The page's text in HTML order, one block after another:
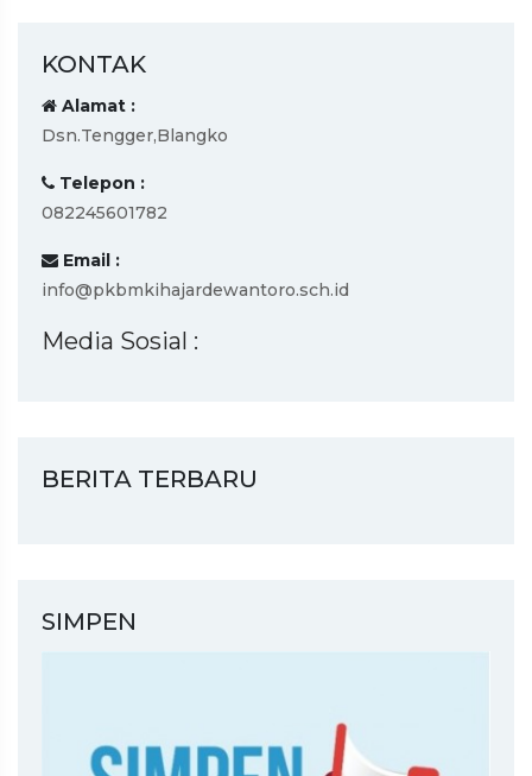
KONTAK
Alamat :
Dsn.Tengger,Blangko
Telepon :
082245601782
Email :
info@pkbmkihajardewantoro.sch.id
Media Sosial :
BERITA TERBARU
SIMPEN